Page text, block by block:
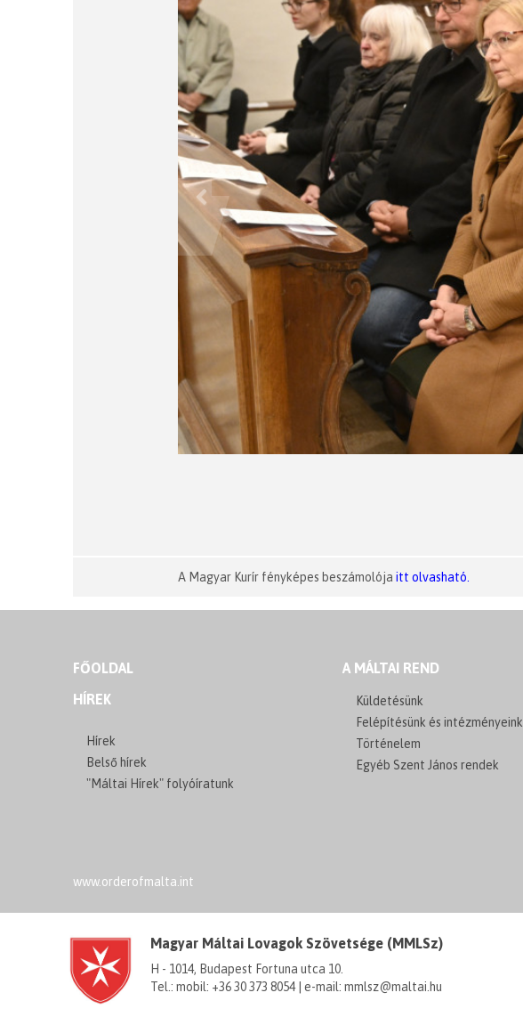
Previous
A Magyar Kurír fényképes beszámolója itt olvasható.
FŐOLDAL
HÍREK
Hírek
Belső hírek
"Máltai Hírek" folyóíratunk
A MÁLTAI REND
Küldetésünk
Felépítésünk és intézményeink
Történelem
Egyéb Szent János rendek
www.orderofmalta.int
Magyar Máltai Lovagok Szövetsége (MMLSz)
H - 1014, Budapest Fortuna utca 10.
Tel.: mobil: +36 30 373 8054 | e-mail: mmlsz@maltai.hu